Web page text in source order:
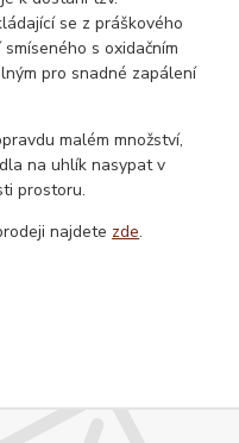
se z práškového
s oxidačním
pro snadné zapálení
malém množství,
na uhlík nasypat v
prostoru.
najdete zde.